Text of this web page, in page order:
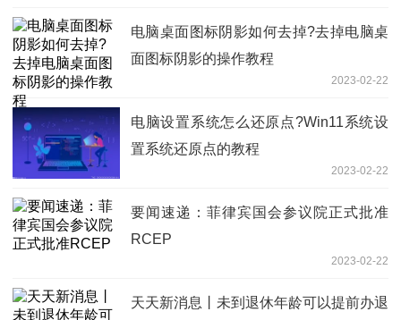
电脑桌面图标阴影如何去掉?去掉电脑桌
面图标阴影的操作教程
2023-02-22
电脑设置系统怎么还原点?Win11系统设
置系统还原点的教程
2023-02-22
要闻速递：菲律宾国会参议院正式批准
RCEP
2023-02-22
天天新消息丨未到退休年龄可以提前办退